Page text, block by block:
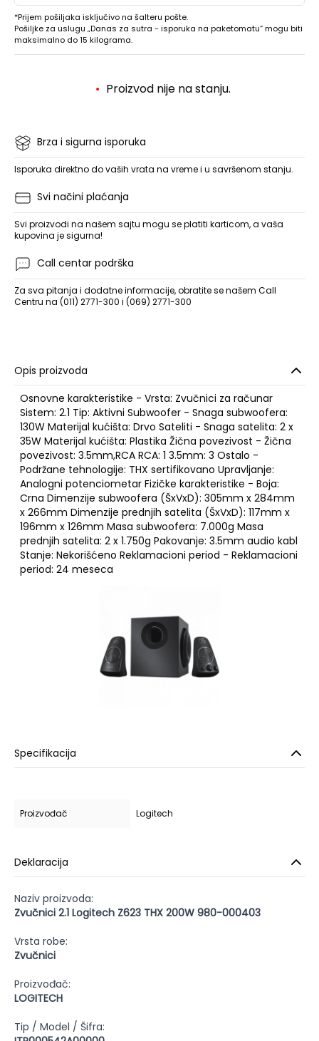
*Prijem pošiljaka isključivo na šalteru pošte.
Pošiljke za uslugu „Danas za sutra - isporuka na paketomatu“ mogu biti
maksimalno do 15 kilograma.
Proizvod nije na stanju.
Brza i sigurna isporuka
Isporuka direktno do vaših vrata na vreme i u savršenom stanju.
Svi načini plaćanja
Svi proizvodi na našem sajtu mogu se platiti karticom, a vaša
kupovina je sigurna!
Call centar podrška
Za sva pitanja i dodatne informacije, obratite se našem Call
Centru na (011) 2771-300 i (069) 2771-300
Opis proizvoda
Osnovne karakteristike - Vrsta: Zvučnici za računar
Sistem: 2.1 Tip: Aktivni Subwoofer - Snaga subwoofera:
130W Materijal kućišta: Drvo Sateliti - Snaga satelita: 2 x
35W Materijal kućišta: Plastika Žična povezivost - Žična
povezivost: 3.5mm,RCA RCA: 1 3.5mm: 3 Ostalo -
Podržane tehnologije: THX sertifikovano Upravljanje:
Analogni potenciometar Fizičke karakteristike - Boja:
Crna Dimenzije subwoofera (ŠxVxD): 305mm x 284mm
x 266mm Dimenzije prednjih satelita (ŠxVxD): 117mm x
196mm x 126mm Masa subwoofera: 7.000g Masa
prednjih satelita: 2 x 1.750g Pakovanje: 3.5mm audio kabl
Stanje: Nekorišćeno Reklamacioni period - Reklamacioni
period: 24 meseca
Specifikacija
Proizvođač Logitech
Deklaracija
Naziv proizvoda:
Zvučnici 2.1 Logitech Z623 THX 200W 980-000403
Vrsta robe:
Zvučnici
Proizvođač:
LOGITECH
Tip / Model / Šifra: